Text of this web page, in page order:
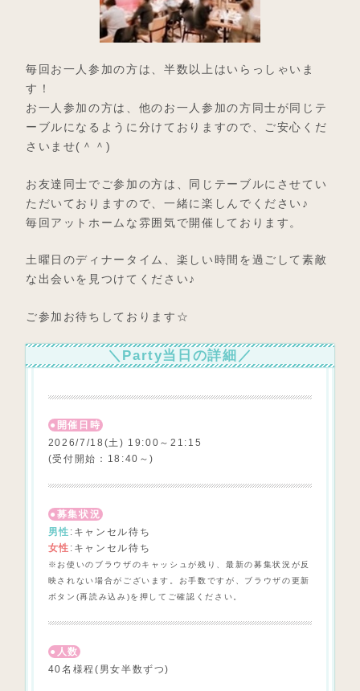
毎回お一人参加の方は、半数以上はいらっしゃいま
す！
お一人参加の方は、他のお一人参加の方同士が同じテ
ーブルになるように分けておりますので、ご安心くだ
さいませ(＾＾)
お友達同士でご参加の方は、同じテーブルにさせてい
ただいておりますので、一緒に楽しんでください♪
毎回アットホームな雰囲気で開催しております。
土曜日のディナータイム、楽しい時間を過ごして素敵
な出会いを見つけてください♪
ご参加お待ちしております☆
＼Party当日の詳細／
開催日時
2026/7/18(土) 19:00～21:15
(受付開始：18:40～)
募集状況
男性 :キャンセル待ち
女性 :キャンセル待ち
※お使いのブラウザのキャッシュが残り、最新の募集状況が反
映されない場合がございます。お手数ですが、ブラウザの更新
ボタン(再読み込み)を押してご確認ください。
人数
40名様程(男女半数ずつ)